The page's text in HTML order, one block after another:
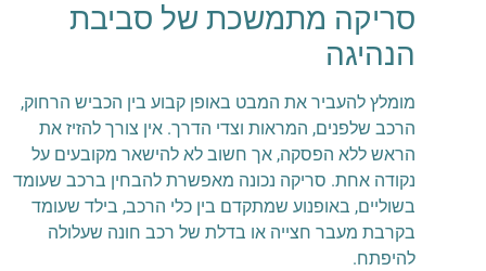
סריקה מתמשכת של סביבת
הנהיגה
מומלץ להעביר את המבט באופן קבוע בין הכביש הרחוק,
הרכב שלפנים, המראות וצדי הדרך. אין צורך להזיז את
הראש ללא הפסקה, אך חשוב לא להישאר מקובעים על
נקודה אחת. סריקה נכונה מאפשרת להבחין ברכב שעומד
בשוליים, באופנוע שמתקדם בין כלי הרכב, בילד שעומד
בקרבת מעבר חצייה או בדלת של רכב חונה שעלולה
להיפתח.